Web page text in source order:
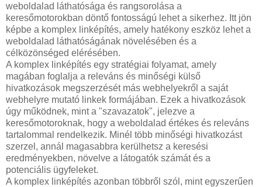
weboldalad láthatósága és rangsorolása a
keresőmotorokban döntő fontosságú lehet a sikerhez. Itt jön
képbe a komplex linképítés, amely hatékony eszköz lehet a
weboldalad láthatóságának növelésében és a
célközönséged elérésében.
A komplex linképítés egy stratégiai folyamat, amely
magában foglalja a releváns és minőségi külső
hivatkozások megszerzését más webhelyekről a saját
webhelyre mutató linkek formájában. Ezek a hivatkozások
úgy működnek, mint a "szavazatok", jelezve a
keresőmotoroknak, hogy a weboldalad értékes és releváns
tartalommal rendelkezik. Minél több minőségi hivatkozást
szerzel, annál magasabbra kerülhetsz a keresési
eredményekben, növelve a látogatók számát és a
potenciális ügyfeleket.
A komplex linképítés azonban többről szól, mint egyszerűen